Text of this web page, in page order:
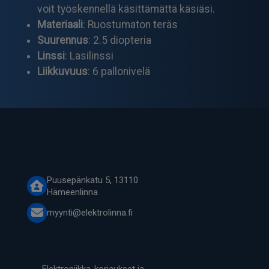
voit työskennellä käsittämättä käsiäsi.
Materiaali: Ruostumaton teräs
Suurennus: 2.5 diopteria
Linssi: Lasilinssi
Liikkuvuus: 6 pallonivelä
Puusepänkatu 5, 13110
Hämeenlinna
myynti@elektrolinna.fi